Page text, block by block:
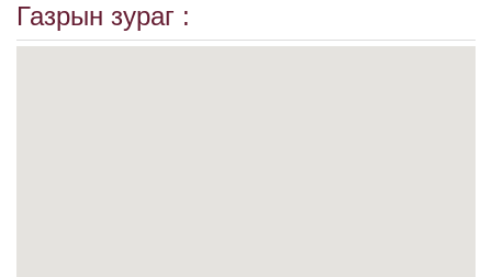
Газрын зураг :